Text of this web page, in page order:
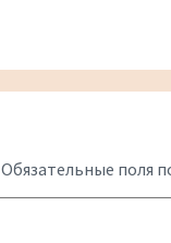
Обязательные поля